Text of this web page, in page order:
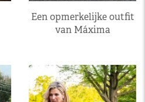
Een opmerkelijke outfit
van Máxima